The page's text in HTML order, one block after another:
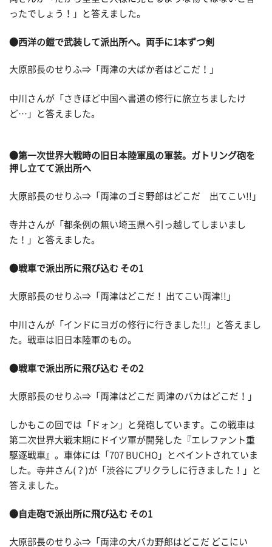
ったでしょう！」と答えました。
●西洋の鎧で武装して派出所へ。両手に1本ずつ剣
大原部長のせりふ⇒「両津の大ばか者はどこだ！」
中川さんが「さきほど中国へ書道の修行に旅立ちましたけ
ど…」と答えました。
●第一次世界大戦時の旧日本陸軍風の軍装。ガトリング砲を
押し立てて派出所へ
大原部長のせりふ⇒「両津のゴミ野郎はどこだ 出てこい!!」
寺井さんが「都条例の無い埼玉県へ引っ越してしまいまし
た！」と答えました。
●戦車で派出所に飛び込む その1
大原部長のせりふ⇒「両津はどこだ！ 出てこい両津!!」
中川さんが「インドにヨガの修行に行きました!!」と答えまし
た。戦車は旧日本陸軍のもの。
●戦車で派出所に飛び込む その2
大原部長のせりふ⇒「両津はどこだ 両津のバカはどこだ！」
しかもこの回では「ドォン」と発砲しています。この戦車は
第二次世界大戦末期にドイツ軍が開発した『エレファント重
駆逐戦車』。車体には「707 BUCHO」とペイントされていま
した。寺井さん(？)が「渋谷にプリクラしに行きました！」と
答えました。
●自走砲で派出所に飛び込む その1
大原部長のせりふ⇒「両津の大バカ野郎はどこだ どこにい